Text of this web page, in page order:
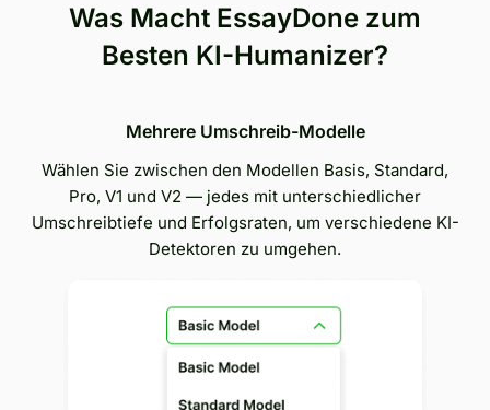
Was Macht EssayDone zum
Besten KI-Humanizer?
Mehrere Umschreib-Modelle
Wählen Sie zwischen den Modellen Basis, Standard,
Pro, V1 und V2 — jedes mit unterschiedlicher
Umschreibtiefe und Erfolgsraten, um verschiedene KI-
Detektoren zu umgehen.